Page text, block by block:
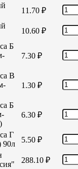
11.70 ₽
10.60 ₽
Б
7.30 ₽
В
1.30 ₽
Б
6.30 ₽
Г
90л
5.50 ₽
288.10 ₽